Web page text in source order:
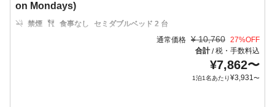
on Mondays)
禁煙 食事なし
セミダブルベッド 2 台
通常価格 ¥ 10,760 27%OFF
合計/税・手数料込
¥7,862〜
1泊1名あたり¥3,931〜